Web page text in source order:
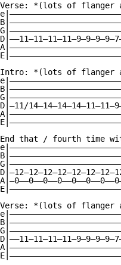
Verse: *(lots of flanger
Intro: *(lots of flanger
D|—11/
End that / fourth
Verse: *(lots of flanger